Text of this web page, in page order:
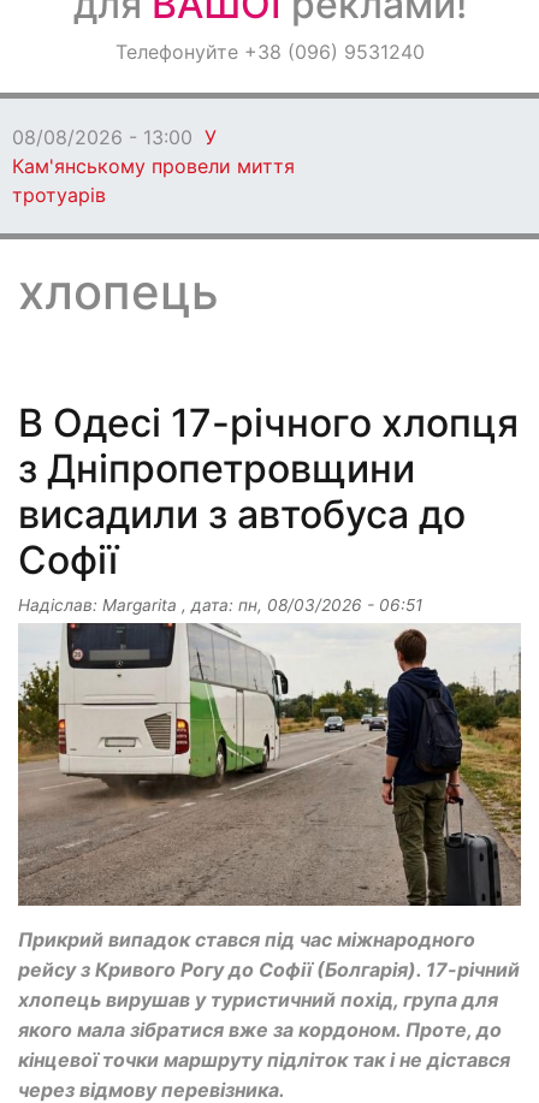
ОголошенняТелефонуйте +38 (096) 9531240
08/08/2026 - 12:00
запрошують взяти участь у регаті в
хлопець
В Одесі 17-річного хлопця
з Дніпропетровщини
висадили з автобуса до
Софії
Надіслав: Margarita , дата: пн, 08/03/2026 - 06:51
Прикрий випадок стався під час міжнародного
рейсу з Кривого Рогу до Софії (Болгарія). 17-річний
хлопець вирушав у туристичний похід, група для
якого мала зібратися вже за кордоном. Проте, до
кінцевої точки маршруту підліток так і не дістався
через відмову перевізника.